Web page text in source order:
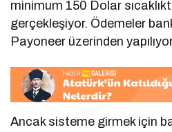
minimum 150 Dolar
gerçekleşiyor. Ödemeler
Payoneer üzerinden
Ancak sisteme girmek için